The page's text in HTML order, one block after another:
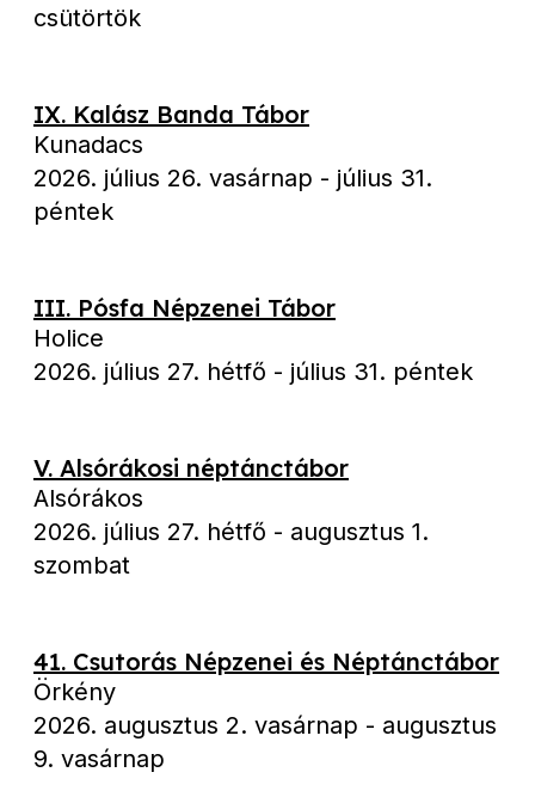
csütörtök
IX. Kalász Banda Tábor
Kunadacs
2026. július 26. vasárnap - július 31.
péntek
III. Pósfa Népzenei Tábor
Holice
2026. július 27. hétfő - július 31. péntek
V. Alsórákosi néptánctábor
Alsórákos
2026. július 27. hétfő - augusztus 1.
szombat
41. Csutorás Népzenei és Néptánctábor
Örkény
2026. augusztus 2. vasárnap - augusztus
9. vasárnap